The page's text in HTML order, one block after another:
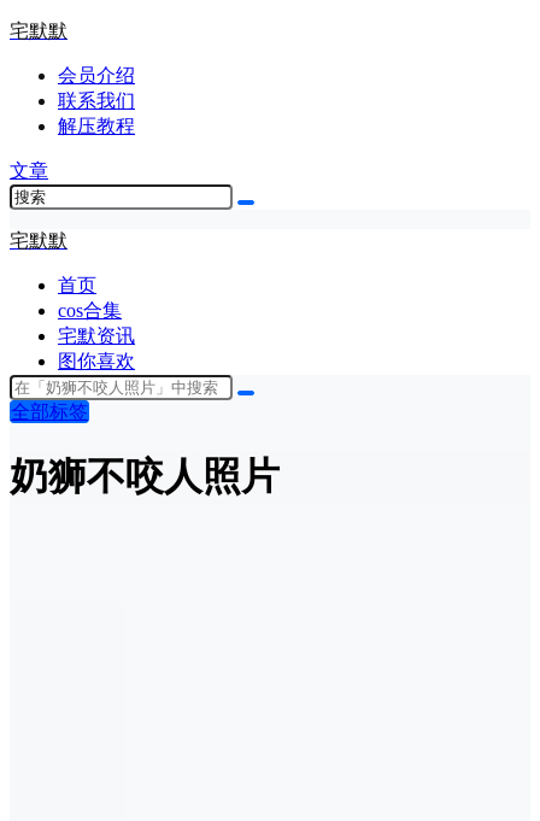
宅默默
会员介绍
联系我们
解压教程
文章
宅默默
首页
cos合集
宅默资讯
图你喜欢
全部标签
奶狮不咬人照片